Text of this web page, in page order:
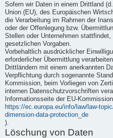
Sofern wir Daten in einem Drittland
Union (EU), des Europäischen
die Verarbeitung im Rahmen der
oder der Offenlegung bzw.
Stellen oder Unternehmen
gesetzlichen Vorgaben.
Vorbehaltlich ausdrücklicher
erforderlicher Übermittlung
Drittländern mit einem anerkannten
Verpflichtung durch sogenannte
Kommission, beim Vorliegen von
internen Datenschutzvorschriften
Informationsseite der EU-
https://ec.europa.eu/info/law/law-
dimension-data-protection_de
).
Löschung von Daten